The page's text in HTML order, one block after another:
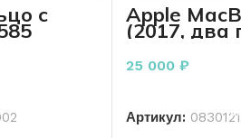
с Apple
(2017, два
25 000 ₽
Артикул: